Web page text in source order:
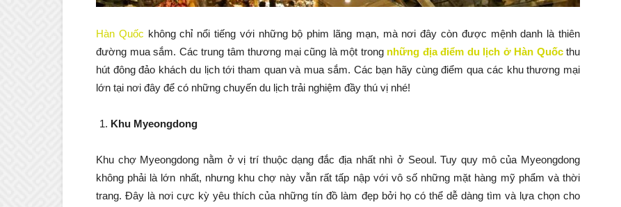
Hàn Quốc không chỉ nổi tiếng với những bộ phim lãng mạn, mà nơi đây còn được mệnh danh là thiên
đường mua sắm. Các trung tâm thương mại cũng là một trong những địa điểm du lịch ở Hàn Quốcthu
hút đông đảo khách du lịch tới tham quan và mua sắm. Các bạn hãy cùng điểm qua các khu thương mại
lớn tại nơi đây để có những chuyến du lịch trải nghiệm đầy thú vị nhé!
Khu Myeongdong
Khu chợ Myeongdong nằm ở vị trí thuộc dạng đắc địa nhất nhì ở Seoul. Tuy quy mô của Myeongdong
không phải là lớn nhất, nhưng khu chợ này vẫn rất tấp nập với vô số những mặt hàng mỹ phẩm và thời
trang. Đây là nơi cực kỳ yêu thích của những tín đồ làm đẹp bởi họ có thể dễ dàng tìm và lựa chọn cho